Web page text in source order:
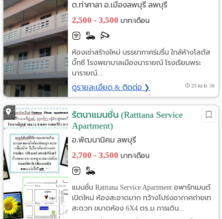
ต.ท่าศาลา อ.เมืองลพบุรี ลพบุรี
2,500 - 3,500 บาท/เดือน
ห้องเช่าสร้างใหม่ บรรยากาศร่มรื่น ใกล้ห้างโลตัส
บิ๊กซี โรงพยาบาลเมืองนารายณ์ โรงเรียนพระ
นารายณ์...
ดูรายละเอียด & ติดต่อ ❯ 23 เม.ย. 56
รัตนาแมนชั่น (Ratttana Service
Apartment)
อ.พัฒนานิคม ลพบุรี
2,700 - 3,500 บาท/เดือน
แมนชั่น Ratttana Service Apartment อพาร์ทเมนต์
เปิดใหม่ ห้องสะอาดมาก กว้างโปร่งอากาศถ่ายเท
สะดวก ขนาดห้อง 6X4 ตร.ม.การเดิน...